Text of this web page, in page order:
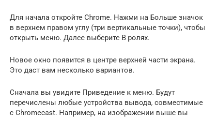
Для начала откройте Chrome. Нажми на Больше значок
в верхнем правом углу (три вертикальные точки), чтобы
открыть меню. Далее выберите В ролях.
Новое окно появится в центре верхней части экрана.
Это даст вам несколько вариантов.
Сначала вы увидите Приведение к меню. Будут
перечислены любые устройства вывода, совместимые
с Chromecast. Например, на изображении выше вы